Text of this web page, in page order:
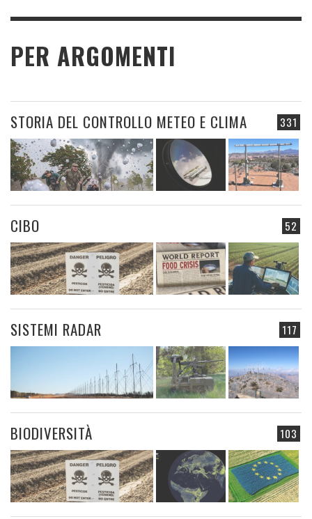
PER ARGOMENTI
331
STORIA DEL CONTROLLO METEO E CLIMA
52
CIBO
117
SISTEMI RADAR
103
BIODIVERSITÀ